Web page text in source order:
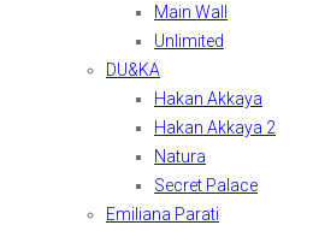
Main Wall
Unlimited
DU&KA
Hakan Akkaya
Hakan Akkaya 2
Natura
Secret Palace
Emiliana Parati